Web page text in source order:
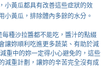
小黃瓜都具有改善這些症狀的效
小黃瓜，排除體內多餘的水分。
種沙拉醬都不能吃，醬汁的點綴
讓妳順利吃進更多蔬菜、有助於減
重中的妳一定得小心避免的，這些
減重計劃，讓妳的辛苦完全沒有成